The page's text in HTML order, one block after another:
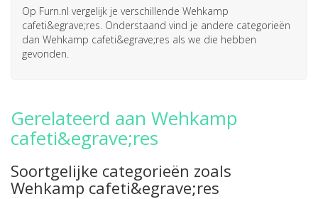
Op Furn.nl vergelijk je verschillende Wehkamp
cafeti&egrave;res. Onderstaand vind je andere categorieën
dan Wehkamp cafeti&egrave;res als we die hebben
gevonden.
Gerelateerd aan Wehkamp
cafeti&egrave;res
Soortgelijke categorieën zoals
Wehkamp cafeti&egrave;res